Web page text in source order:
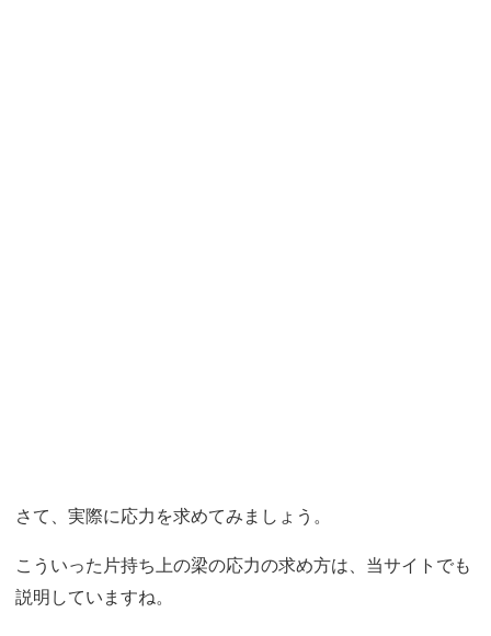
さて、実際に応力を求めてみましょう。
こういった片持ち上の梁の応力の求め方は、当サイトでも
説明していますね。